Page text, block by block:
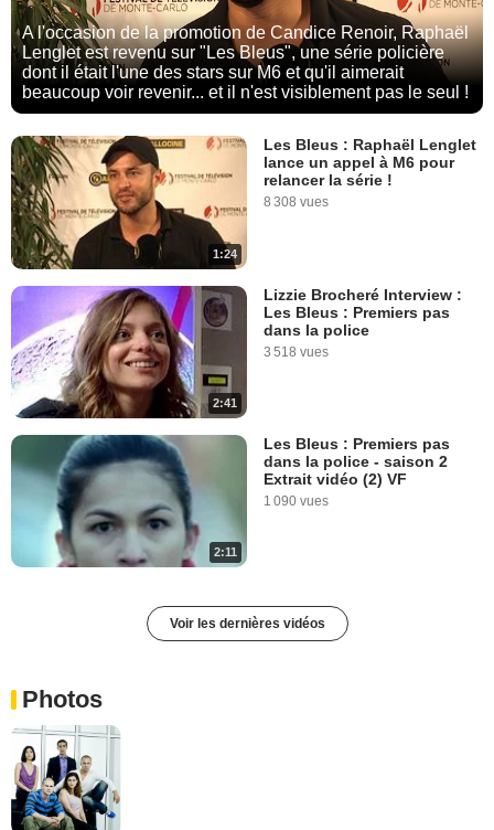
A l'occasion de la promotion de Candice Renoir, Raphaël
Lenglet est revenu sur "Les Bleus", une série policière
dont il était l'une des stars sur M6 et qu'il aimerait
beaucoup voir revenir... et il n'est visiblement pas le seul !
1:24
Les Bleus : Raphaël Lenglet
lance un appel à M6 pour
relancer la série !
8 308 vues
2:41
Lizzie Brocheré Interview :
Les Bleus : Premiers pas
dans la police
3 518 vues
2:11
Les Bleus : Premiers pas
dans la police - saison 2
Extrait vidéo (2) VF
1 090 vues
Voir les dernières vidéos
Photos